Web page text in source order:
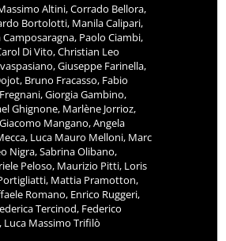
Altini, Corrado Bellora,
Bortolotti, Manila Calipari,
Paolo Ciambi,
Di Vito, Christian Leo
Giuseppe Farinella,
Bruno Fracasso, Fabio
Giorgia Gambino,
Ghignone, Marlène Jorrioz,
Mangano, Angela
Luca Mauro Melloni, Marc
Nigra, Sabrina Olibano,
Peloso, Maurizio Pitti, Loris
Mattia Pramotton,
Romano, Enrico Ruggeri,
Tercinod, Federico
Massimo Trifilò